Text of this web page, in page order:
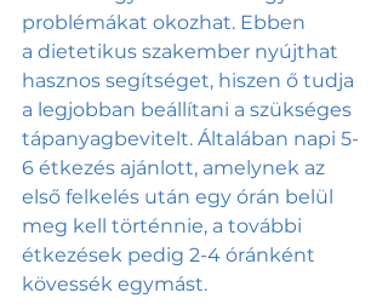
problémákat okozhat. Ebben
a dietetikus szakember nyújthat
hasznos segítséget, hiszen ő tudja
a legjobban beállítani a szükséges
tápanyagbevitelt. Általában napi 5-
6 étkezés ajánlott, amelynek az
első felkelés után egy órán belül
meg kell történnie, a további
étkezések pedig 2-4 óránként
kövessék egymást.